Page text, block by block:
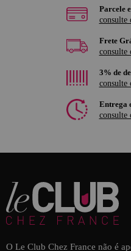
Parcele
consulte
Frete
consulte
3% de
consulte
Entrega
consulte
O Le Club Chez France não é